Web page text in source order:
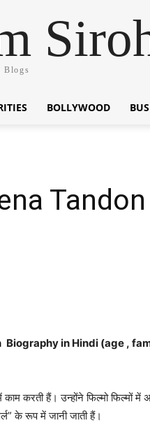
Blogs
BOLLYWOOD
Biography in Hindi (age ,
काम करती हैं। उन्होंने फिल्मो
के रूप में जानी जाती हैं।